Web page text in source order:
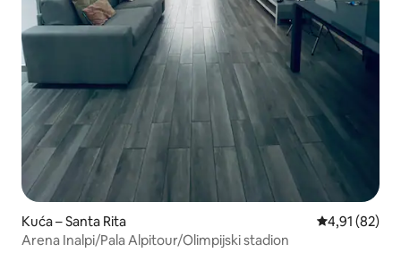
Kuća – Santa Rita Prosječna
4,91 (82)
Arena Inalpi/Pala Alpitour/Olimpijski stadion